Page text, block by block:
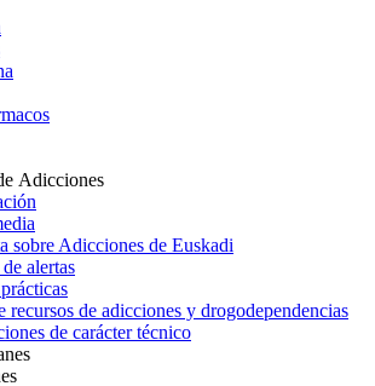
Adicciones
sobre Adicciones de Euskadi
alertas
recursos de adicciones y drogodependencias
de carácter técnico